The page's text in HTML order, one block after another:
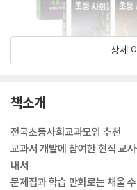
상세
책소개
전국초등사회교과모임 추천
교과서 개발에 참여한 현직 교
내서
문제집과 학습 만화로는 채울